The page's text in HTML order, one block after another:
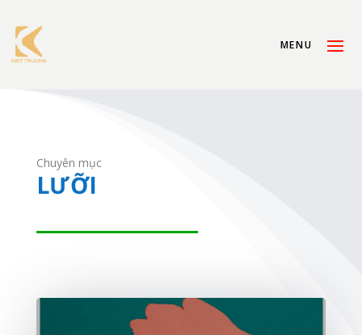
Chuyên mục
LƯỠI